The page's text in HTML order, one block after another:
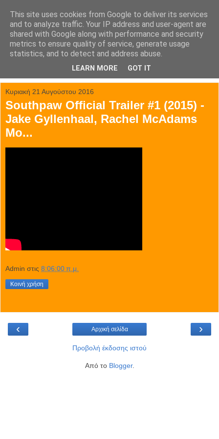
tainia.gr
Όλα τα trailer των κινηματογραφικών επιτυχιών.
Κυριακή 21 Αυγούστου 2016
Southpaw Official Trailer #1 (2015) -
Jake Gyllenhaal, Rachel McAdams
Mo...
Admin στις 8:06:00 π.μ.
Κοινή χρήση
‹ ›
Αρχική σελίδα
Προβολή έκδοσης ιστού
Από το Blogger.
This site uses cookies from Google to deliver its services
and to analyze traffic. Your IP address and user-agent are
shared with Google along with performance and security
metrics to ensure quality of service, generate usage
statistics, and to detect and address abuse.
LEARN MORE GOT IT